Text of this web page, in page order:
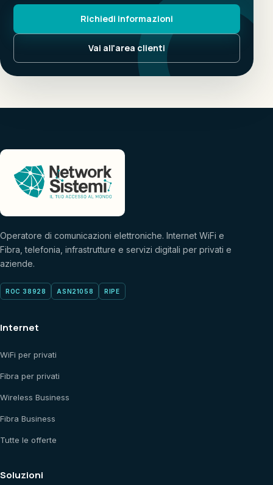
Richiedi informazioni
Vai all'area clienti
Operatore di comunicazioni elettroniche. Internet WiFi e
Fibra, telefonia, infrastrutture e servizi digitali per privati e
aziende.
ROC 38928 ASN21058 RIPE
Internet
WiFi per privati
Fibra per privati
Wireless Business
Fibra Business
Tutte le offerte
Soluzioni